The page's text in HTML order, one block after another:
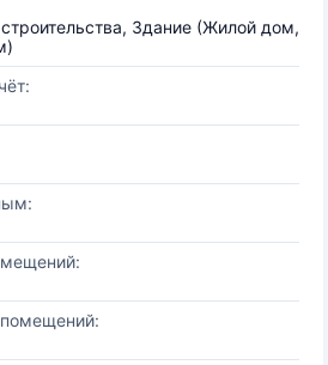
Здание (Жилой дом,